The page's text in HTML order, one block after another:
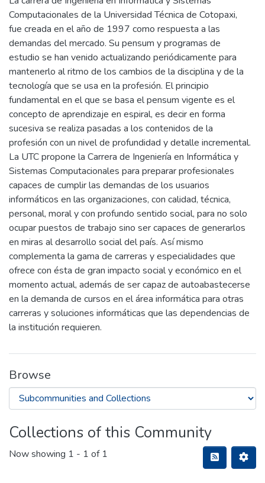
Computacionales de la Universidad Técnica de Cotopaxi,
fue creada en el año de 1997 como respuesta a las
demandas del mercado. Su pensum y programas de
estudio se han venido actualizando periódicamente para
mantenerlo al ritmo de los cambios de la disciplina y de la
tecnología que se usa en la profesión. El principio
fundamental en el que se basa el pensum vigente es el
concepto de aprendizaje en espiral, es decir en forma
sucesiva se realiza pasadas a los contenidos de la
profesión con un nivel de profundidad y detalle incremental.
La UTC propone la Carrera de Ingeniería en Informática y
Sistemas Computacionales para preparar profesionales
capaces de cumplir las demandas de los usuarios
informáticos en las organizaciones, con calidad, técnica,
personal, moral y con profundo sentido social, para no solo
ocupar puestos de trabajo sino ser capaces de generarlos
en miras al desarrollo social del país. Así mismo
complementa la gama de carreras y especialidades que
ofrece con ésta de gran impacto social y económico en el
momento actual, además de ser capaz de autoabastecerse
en la demanda de cursos en el área informática para otras
carreras y soluciones informáticas que las dependencias de
la institución requieren.
Browse
Collections of this Community
Now showing 1 - 1 of 1